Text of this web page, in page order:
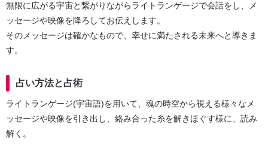
無限に広がる宇宙と繋がりながらライトランゲージで会話をし、メ
ッセージや映像を降ろしてお伝えします。
そのメッセージは確かなもので、幸せに満たされる未来へと導きま
す。
占い方法と占術
ライトランゲージ(宇宙語)を用いて、魂の時空から視える様々なメ
ッセージや映像を引き出し、絡み合った糸を解きほぐす様に、読み
解く。